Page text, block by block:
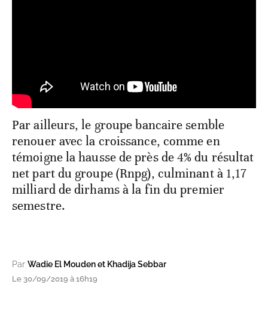
Par ailleurs, le groupe bancaire semble
renouer avec la croissance, comme en
témoigne la hausse de près de 4% du résultat
net part du groupe (Rnpg), culminant à 1,17
milliard de dirhams à la fin du premier
semestre.
Par Wadie El Mouden et Khadija Sebbar
Le 30/09/2019 à 16h19